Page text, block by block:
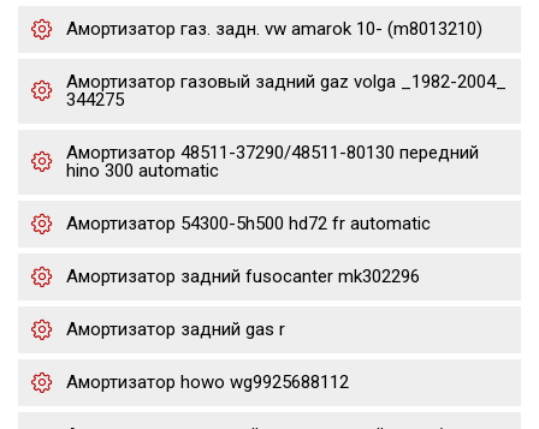
Амортизатор газ. задн. vw amarok 10- (m8013210)
Амортизатор газовый задний gaz volga _1982-2004_
344275
Амортизатор 48511-37290/48511-80130 передний
hino 300 automatic
Амортизатор 54300-5h500 hd72 fr automatic
Амортизатор задний fusocanter mk302296
Амортизатор задний gas r
Амортизатор howo wg9925688112